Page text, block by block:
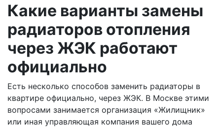
Какие варианты замены
радиаторов отопления
через ЖЭК работают
официально
Есть несколько способов заменить радиаторы в
квартире официально, через ЖЭК. В Москве этими
вопросами занимается организация «Жилищник»
или иная управляющая компания вашего дома